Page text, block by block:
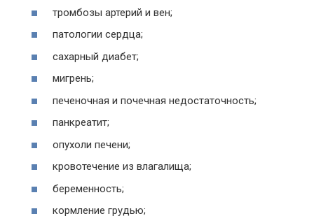
тромбозы артерий и вен;
патологии сердца;
сахарный диабет;
мигрень;
печеночная и почечная недостаточность;
панкреатит;
опухоли печени;
кровотечение из влагалища;
беременность;
кормление грудью;